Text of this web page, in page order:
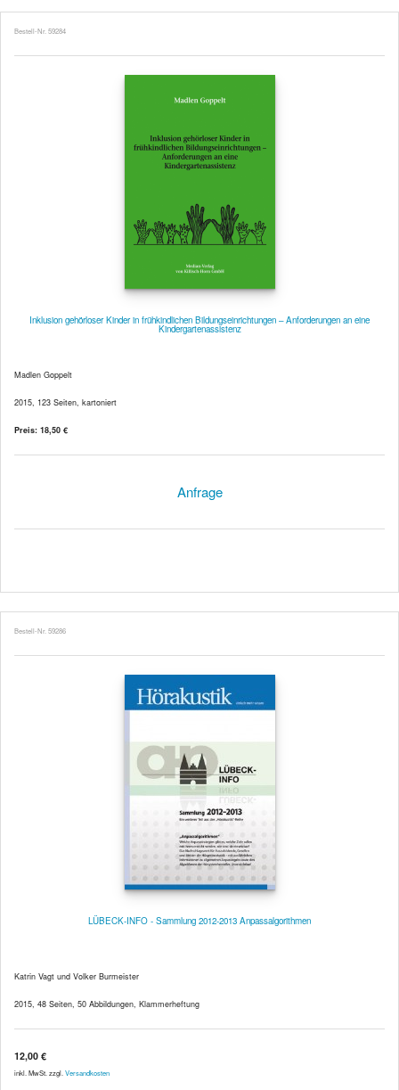
Bestell-Nr. 59284
Inklusion gehörloser Kinder in frühkindlichen Bildungseinrichtungen – Anforderungen an eine
Kindergartenassistenz
Madlen Goppelt
2015, 123 Seiten, kartoniert
Preis: 18,50 €
Anfrage
Bestell-Nr. 59286
LÜBECK-INFO - Sammlung 2012-2013 Anpassalgorithmen
Katrin Vagt und Volker Burmeister
2015, 48 Seiten, 50 Abbildungen, Klammerheftung
12,00 €
inkl. MwSt. zzgl. Versandkosten